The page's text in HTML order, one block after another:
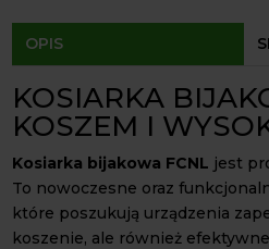
Dostępność form dostawy i ceny
OPIS
KOSIARKA
KOSZEM I
Kosiarka bijakowa FCNL jest
To nowoczesne oraz
które poszukują urządzenia
koszenie, ale również